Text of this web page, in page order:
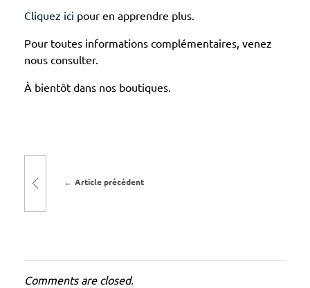
Cliquez ici pour en apprendre plus.
Pour toutes informations complémentaires, venez
nous consulter.
À bientôt dans nos boutiques.
Article précédent
Comments are closed.